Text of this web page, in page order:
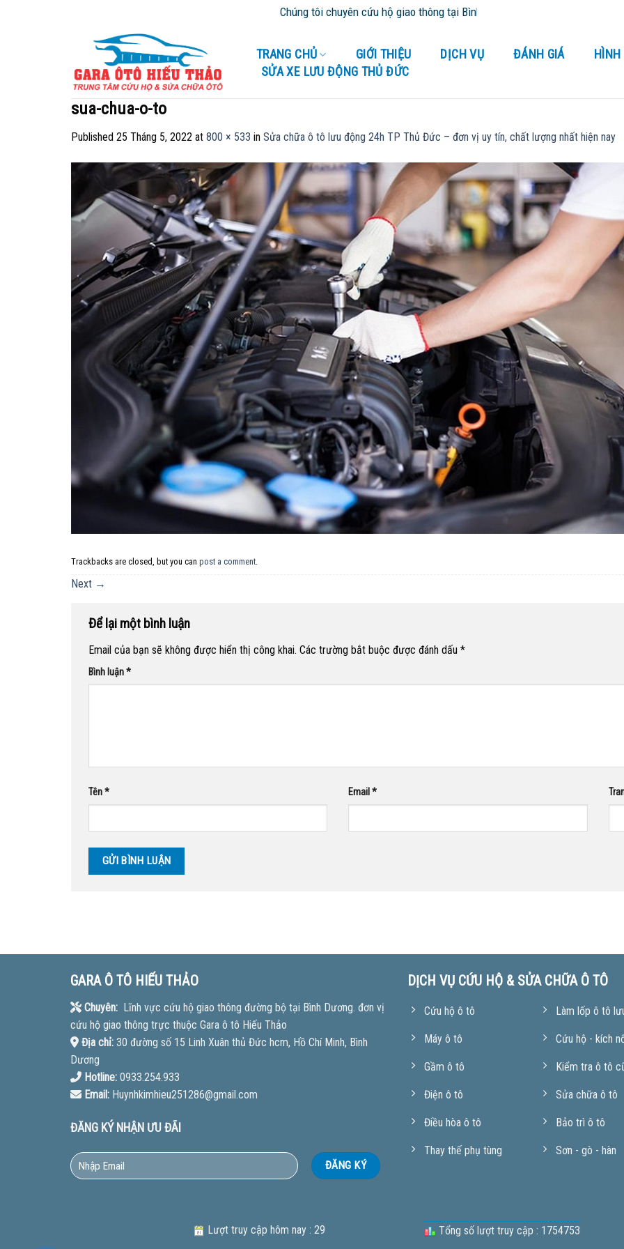
Chúng tôi chuyên cứu hộ giao thông tại Bình Dương và tỉnh thành lân cận - Cứu
TRANG CHỦ GIỚI THIỆU DỊCH VỤ ĐÁNH GIÁ HÌNH
SỬA XE LƯU ĐỘNG THỦ ĐỨC
sua-chua-o-to
Published 25 Tháng 5, 2022 at 800 × 533 in Sửa chữa ô tô lưu động 24h TP Thủ Đức – đơn vị uy tín, chất lượng nhất hiện nay
Trackbacks are closed, but you can post a comment.
Next →
Để lại một bình luận
Email của bạn sẽ không được hiển thị công khai. Các trường bắt buộc được đánh dấu *
Bình luận*
Tên* Email*
GARA Ô TÔ HIẾU THẢO
Chuyên:Lĩnh vực cứu hộ giao thông đường bộ tại Bình Dương. đơn vị
cứu hộ giao thông trực thuộc Gara ô tô Hiếu Thảo
Địa chỉ:30 đường số 15 Linh Xuân thủ Đức hcm, Hồ Chí Minh, Bình
Dương
Hotline:0933.254.933
Email:Huynhkimhieu251286@gmail.com
ĐĂNG KÝ NHẬN ƯU ĐÃI
DỊCH VỤ CỨU HỘ & SỬA CHỮA Ô TÔ
Cứu hộ ô tô
Máy ô tô
Gầm ô tô
Điện ô tô
Điều hòa ô tô
Thay thế phụ tùng
Làm lốp ô tô
Cứu hộ - kích
Kiểm tra ô tô
Sửa chữa ô tô
Bảo trì ô tô
Sơn - gò - hàn
Lượt truy cập hôm nay : 29 Tổng số lượt truy cập : 1754753